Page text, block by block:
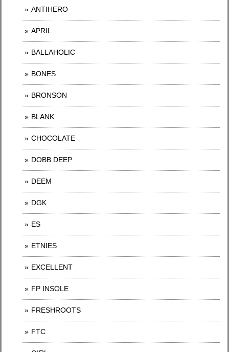
ANTIHERO
APRIL
BALLAHOLIC
BONES
BRONSON
BLANK
CHOCOLATE
DOBB DEEP
DEEM
DGK
ES
ETNIES
EXCELLENT
FP INSOLE
FRESHROOTS
FTC